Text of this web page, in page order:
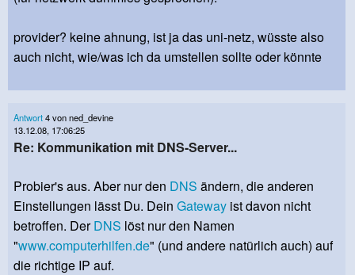
provider? keine ahnung, ist ja das uni-netz, wüsste also
auch nicht, wie/was ich da umstellen sollte oder könnte
Antwort4 von ned_devine
13.12.08, 17:06:25
Re: Kommunikation mit DNS-Server...
Probier's aus. Aber nur den DNS ändern, die anderen
Einstellungen lässt Du. Dein Gateway ist davon nicht
betroffen. DerDNS löst nur den Namen
"www.computerhilfen.de" (und andere natürlich auch) auf
die richtige IP auf.